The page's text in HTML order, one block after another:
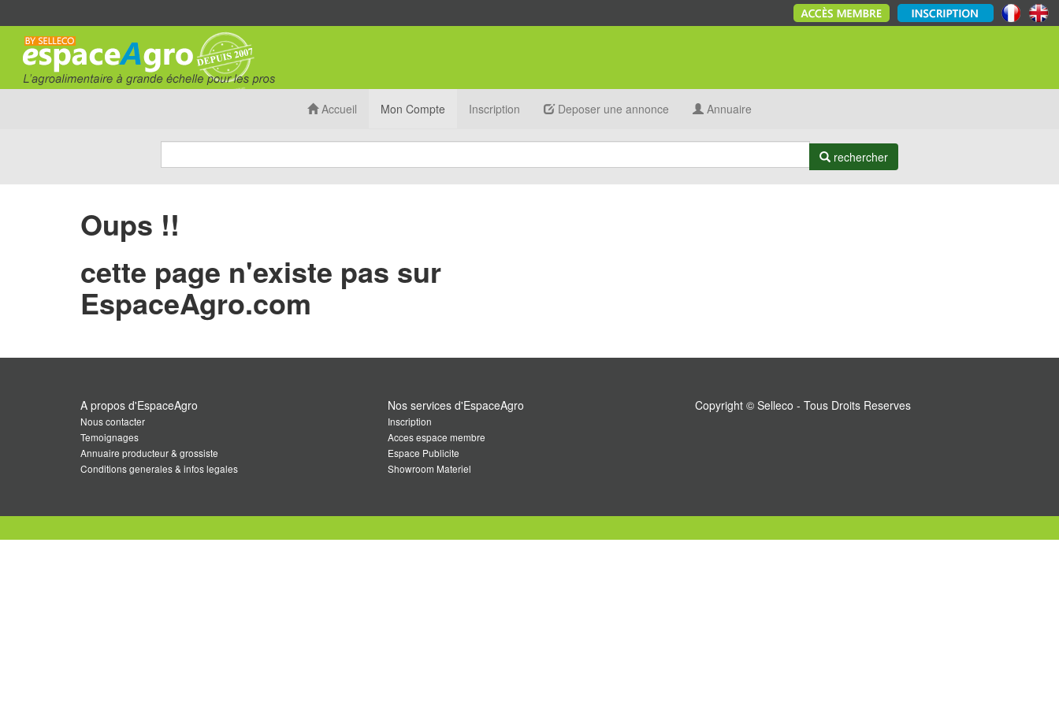
Accueil Mon Compte Inscription Deposer une annonce Annuaire
rechercher
Oups !!
cette page n'existe pas sur
EspaceAgro.com
A propos d'EspaceAgro
Nous contacter
Temoignages
Annuaire producteur & grossiste
Conditions generales & infos legales
Nos services d'EspaceAgro
Inscription
Acces espace membre
Espace Publicite
Showroom Materiel
Copyright © Selleco - Tous Droits Reserves